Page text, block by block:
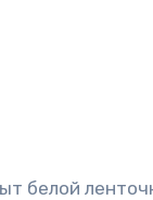
белой